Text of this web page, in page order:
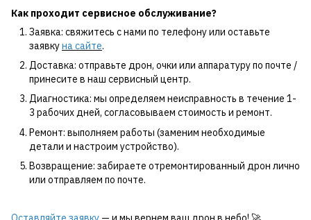
Как проходит сервисное обслуживание?
Заявка: свяжитесь с нами по телефону или оставьте
заявкуна сайте.
Доставка: отправьте дрон, очки или аппаратуру по почте /
принесите в наш сервисный центр.
Диагностика: мы определяем неисправность в течение 1-
3 рабочих дней, согласовываем стоимость и ремонт.
Ремонт: выполняем работы (заменим необходимые
детали и настроим устройство).
Возвращение: забираете отремонтированный дрон лично
или отправляем по почте.